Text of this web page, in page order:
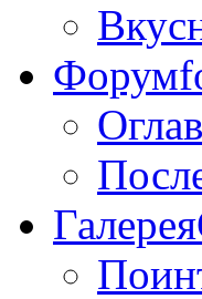
Форум
Галерея